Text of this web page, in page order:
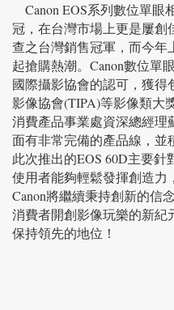
Canon EOS系列數位單眼
冠，在台灣市場上更是屢創
查之台灣銷售冠軍，而今年
起搶購熱潮。Canon數位單
國際攝影協會的認可，獲得
影像協會(TIPA)等影像類大
消費產品事業處資深總經理
面有非常完備的產品線，並
此次推出的EOS 60D主要
使用者能夠輕鬆發揮創造力
Canon將繼續秉持創新的信
消費者開創影像玩樂的新紀
保持領先的地位！